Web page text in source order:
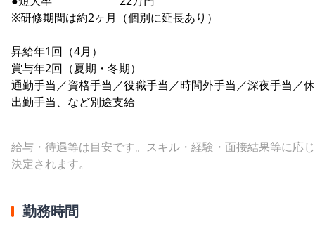
※研修期間は約2ヶ月（個別に延長あり）
昇給年1回（4月）
賞与年2回（夏期・冬期）
通勤手当／資格手当／役職手当／時間外手当／深夜手当／
出勤手当、など別途支給
給与・待遇等は目安です。スキル・経験・面接結果等に応
決定されます。
勤務時間